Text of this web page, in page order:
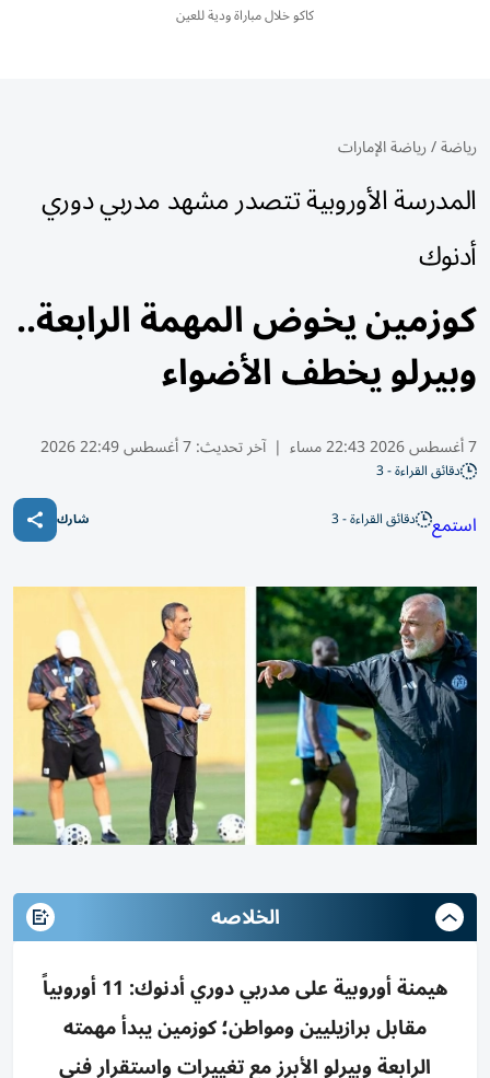
كاكو خلال مباراة ودية للعين
رياضة/رياضة الإمارات
المدرسة الأوروبية تتصدر مشهد مدربي دوري
أدنوك
كوزمين يخوض المهمة الرابعة..
وبيرلو يخطف الأضواء
7 أغسطس 2026 22:43 مساء | آخر تحديث:7 أغسطس 22:49 2026
دقائق القراءة - 3
استمع دقائق القراءة - 3 شارك
الخلاصه
هيمنة أوروبية على مدربي دوري أدنوك: 11 أوروبياً
مقابل برازيليين ومواطن؛ كوزمين يبدأ مهمته
الرابعة وبيرلو الأبرز مع تغييرات واستقرار فني